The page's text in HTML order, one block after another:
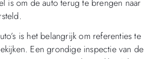
is om de auto terug te brengen naar
is het belangrijk om referenties te
Een grondige inspectie van de